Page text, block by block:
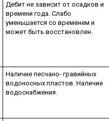
Дебит не зависит от осадков и
времени года. Слабо
уменьшается со временем и
может быть восстановлен.
Наличие песчано- гравийных
водоносных пластов. Наличие
водоснабжения.